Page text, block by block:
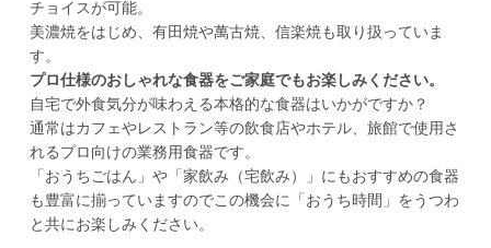
チョイスが可能。
美濃焼をはじめ、有田焼や萬古焼、信楽焼も取り扱っていま
す。
プロ仕様のおしゃれな食器をご家庭でもお楽しみください。
自宅で外食気分が味わえる本格的な食器はいかがですか？
通常はカフェやレストラン等の飲食店やホテル、旅館で使用さ
れるプロ向けの業務用食器です。
「おうちごはん」や「家飲み（宅飲み）」にもおすすめの食器
も豊富に揃っていますのでこの機会に「おうち時間」をうつわ
と共にお楽しみください。